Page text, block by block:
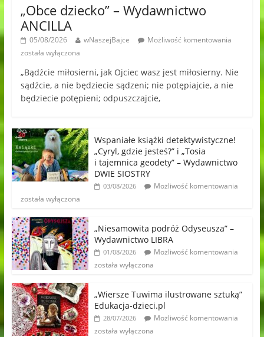
„Obce dziecko” – Wydawnictwo
ANCILLA
05/08/2026 wNaszejBajce
Możliwość komentowania
została wyłączona
„Bądźcie miłosierni, jak Ojciec wasz jest miłosierny. Nie
sądźcie, a nie będziecie sądzeni; nie potępiajcie, a nie
będziecie potępieni; odpuszczajcie,
Wspaniałe książki detektywistyczne!
„Cyryl, gdzie jesteś?” i „Tosia
i tajemnica geodety” – Wydawnictwo
DWIE SIOSTRY
03/08/2026
Możliwość komentowania
została wyłączona
„Niesamowita podróż Odyseusza” –
Wydawnictwo LIBRA
01/08/2026
Możliwość komentowania
została wyłączona
„Wiersze Tuwima ilustrowane sztuką”
Edukacja-dzieci.pl
28/07/2026
Możliwość komentowania
została wyłączona